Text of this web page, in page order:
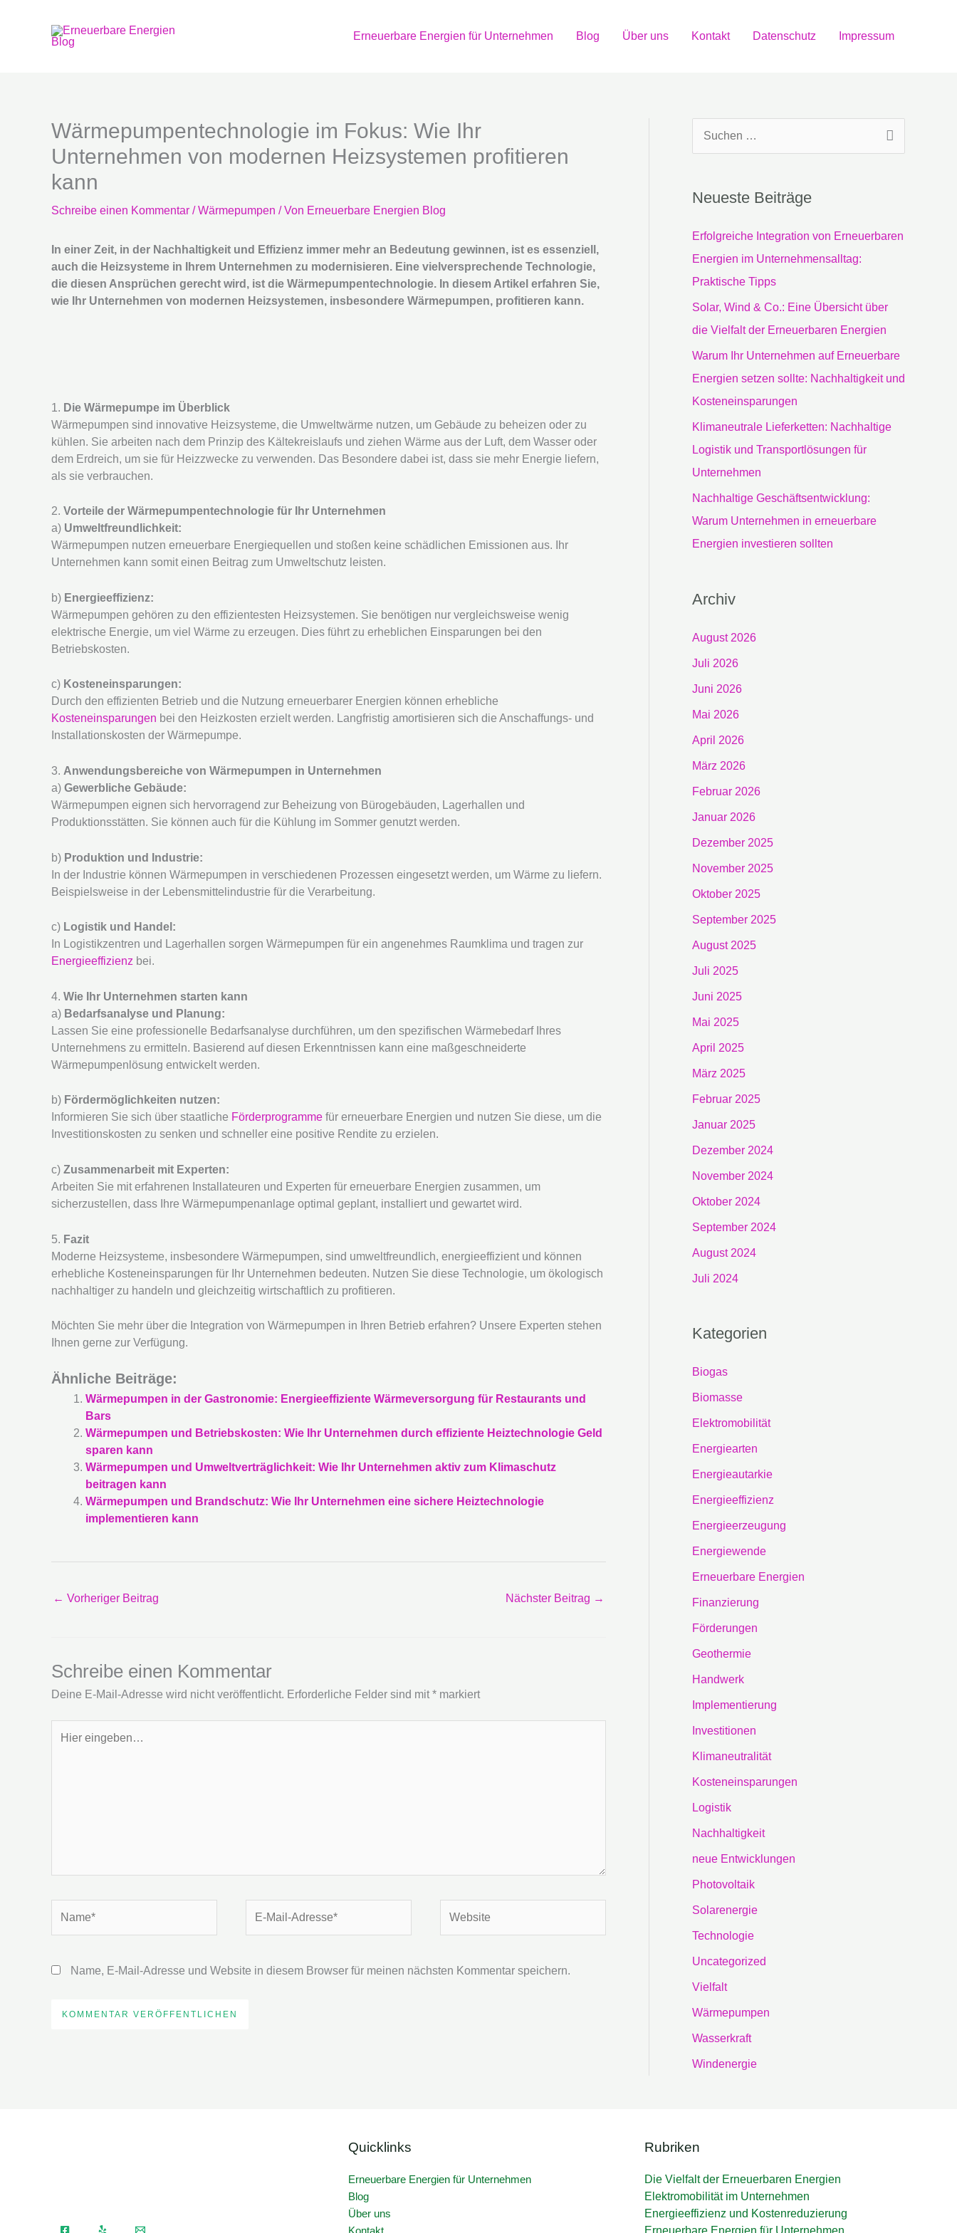
Erneuerbare Energien für Unternehmen Blog Über uns Kontakt Datenschutz Impressum
Wärmepumpentechnologie im Fokus: Wie Ihr
Unternehmen von modernen Heizsystemen profitieren
kann
Schreibe einen Kommentar /Wärmepumpen / Von Erneuerbare Energien Blog
In einer Zeit, in der Nachhaltigkeit und Effizienz immer mehr an Bedeutung gewinnen, ist es essenziell,
auch die Heizsysteme in Ihrem Unternehmen zu modernisieren. Eine vielversprechende Technologie,
die diesen Ansprüchen gerecht wird, ist die Wärmepumpentechnologie. In diesem Artikel erfahren Sie,
wie Ihr Unternehmen von modernen Heizsystemen, insbesondere Wärmepumpen, profitieren kann.
1. Die Wärmepumpe im Überblick
Wärmepumpen sind innovative Heizsysteme, die Umweltwärme nutzen, um Gebäude zu beheizen oder zu
kühlen. Sie arbeiten nach dem Prinzip des Kältekreislaufs und ziehen Wärme aus der Luft, dem Wasser oder
dem Erdreich, um sie für Heizzwecke zu verwenden. Das Besondere dabei ist, dass sie mehr Energie liefern,
als sie verbrauchen.
2. Vorteile der Wärmepumpentechnologie für Ihr Unternehmen
a) Umweltfreundlichkeit:
Wärmepumpen nutzen erneuerbare Energiequellen und stoßen keine schädlichen Emissionen aus. Ihr
Unternehmen kann somit einen Beitrag zum Umweltschutz leisten.
b) Energieeffizienz:
Wärmepumpen gehören zu den effizientesten Heizsystemen. Sie benötigen nur vergleichsweise wenig
elektrische Energie, um viel Wärme zu erzeugen. Dies führt zu erheblichen Einsparungen bei den
Betriebskosten.
c) Kosteneinsparungen:
Durch den effizienten Betrieb und die Nutzung erneuerbarer Energien können erhebliche
Kosteneinsparungen bei den Heizkosten erzielt werden. Langfristig amortisieren sich die Anschaffungs- und
Installationskosten der Wärmepumpe.
3. Anwendungsbereiche von Wärmepumpen in Unternehmen
a) Gewerbliche Gebäude:
Wärmepumpen eignen sich hervorragend zur Beheizung von Bürogebäuden, Lagerhallen und
Produktionsstätten. Sie können auch für die Kühlung im Sommer genutzt werden.
b) Produktion und Industrie:
In der Industrie können Wärmepumpen in verschiedenen Prozessen eingesetzt werden, um Wärme zu liefern.
Beispielsweise in der Lebensmittelindustrie für die Verarbeitung.
c) Logistik und Handel:
In Logistikzentren und Lagerhallen sorgen Wärmepumpen für ein angenehmes Raumklima und tragen zur
Energieeffizienz bei.
4. Wie Ihr Unternehmen starten kann
a) Bedarfsanalyse und Planung:
Lassen Sie eine professionelle Bedarfsanalyse durchführen, um den spezifischen Wärmebedarf Ihres
Unternehmens zu ermitteln. Basierend auf diesen Erkenntnissen kann eine maßgeschneiderte
Wärmepumpenlösung entwickelt werden.
b) Fördermöglichkeiten nutzen:
Informieren Sie sich über staatliche Förderprogramme für erneuerbare Energien und nutzen Sie diese, um die
Investitionskosten zu senken und schneller eine positive Rendite zu erzielen.
c) Zusammenarbeit mit Experten:
Arbeiten Sie mit erfahrenen Installateuren und Experten für erneuerbare Energien zusammen, um
sicherzustellen, dass Ihre Wärmepumpenanlage optimal geplant, installiert und gewartet wird.
5. Fazit
Moderne Heizsysteme, insbesondere Wärmepumpen, sind umweltfreundlich, energieeffizient und können
erhebliche Kosteneinsparungen für Ihr Unternehmen bedeuten. Nutzen Sie diese Technologie, um ökologisch
nachhaltiger zu handeln und gleichzeitig wirtschaftlich zu profitieren.
Möchten Sie mehr über die Integration von Wärmepumpen in Ihren Betrieb erfahren? Unsere Experten stehen
Ihnen gerne zur Verfügung.
Ähnliche Beiträge:
Wärmepumpen in der Gastronomie: Energieeffiziente Wärmeversorgung für Restaurants und
Bars
Wärmepumpen und Betriebskosten: Wie Ihr Unternehmen durch effiziente Heiztechnologie Geld
sparen kann
Wärmepumpen und Umweltverträglichkeit: Wie Ihr Unternehmen aktiv zum Klimaschutz
beitragen kann
Wärmepumpen und Brandschutz: Wie Ihr Unternehmen eine sichere Heiztechnologie
implementieren kann
← Vorheriger Beitrag Nächster Beitrag →
Schreibe einen Kommentar
Deine E-Mail-Adresse wird nicht veröffentlicht. Erforderliche Felder sind mit * markiert
eingeben…
Mail-
Name, E-Mail-Adresse und Website in diesem Browser für meinen nächsten Kommentar speichern.
e
n
n
Neueste Beiträge
Erfolgreiche Integration von Erneuerbaren
Energien im Unternehmensalltag:
Praktische Tipps
Solar, Wind & Co.: Eine Übersicht über
die Vielfalt der Erneuerbaren Energien
Warum Ihr Unternehmen auf Erneuerbare
Energien setzen sollte: Nachhaltigkeit und
Kosteneinsparungen
Klimaneutrale Lieferketten: Nachhaltige
Logistik und Transportlösungen für
Unternehmen
Nachhaltige Geschäftsentwicklung:
Warum Unternehmen in erneuerbare
Energien investieren sollten
Archiv
August 2026
Juli 2026
Juni 2026
Mai 2026
April 2026
März 2026
Februar 2026
Januar 2026
Dezember 2025
November 2025
Oktober 2025
September 2025
August 2025
Juli 2025
Juni 2025
Mai 2025
April 2025
März 2025
Februar 2025
Januar 2025
Dezember 2024
November 2024
Oktober 2024
September 2024
August 2024
Juli 2024
Kategorien
Biogas
Biomasse
Elektromobilität
Energiearten
Energieautarkie
Energieeffizienz
Energieerzeugung
Energiewende
Erneuerbare Energien
Finanzierung
Förderungen
Geothermie
Handwerk
Implementierung
Investitionen
Klimaneutralität
Kosteneinsparungen
Logistik
Nachhaltigkeit
neue Entwicklungen
Photovoltaik
Solarenergie
Technologie
Uncategorized
Vielfalt
Wärmepumpen
Wasserkraft
Windenergie
Quicklinks
Erneuerbare Energien für Unternehmen
Blog
Über uns
Kontakt
Rubriken
Die Vielfalt der Erneuerbaren Energien
Elektromobilität im Unternehmen
Energieeffizienz und Kostenreduzierung
Erneuerbare Energien für Unternehmen